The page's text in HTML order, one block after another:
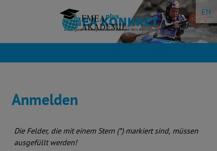
EN
Anmelden
Die Felder, die mit einem Stern (*) markiert sind, müssen
ausgefüllt werden!